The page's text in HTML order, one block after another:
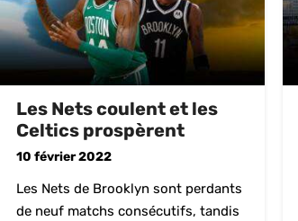
Les Nets coulent et les
Celtics prospèrent
10 février 2022
Les Nets de Brooklyn sont perdants
de neuf matchs consécutifs, tandis